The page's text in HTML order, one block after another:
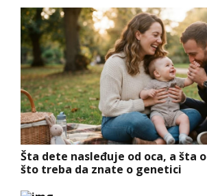
Šta dete nasleđuje od oca, a šta
što treba da znate o genetici